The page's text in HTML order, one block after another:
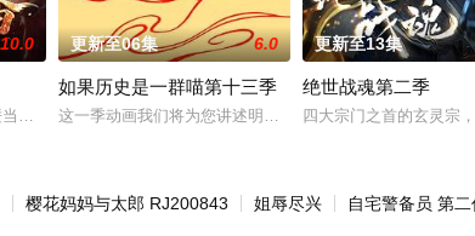
10.0
道。又值幽界入侵，人、幽两界势力荼毒人间，捕蛇者许应因
更新至06集 6.0
如果历史是一群喵第十三季
这一季动画我们将为您讲述明朝前期的故事。明朝从元末
更新至13集
绝世战魂第二季
四大宗门之首的玄灵宗
樱花妈妈与太郎 RJ200843 姐辱尽兴 自宅警备员 第